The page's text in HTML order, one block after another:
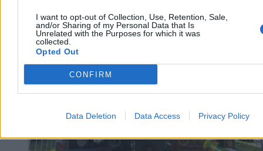
I want to opt-out of Collection, Use, Retention, Sale,
and/or Sharing of my Personal Data that Is
Unrelated with the Purposes for which it was
collected.
Opted Out
CONFIRM
Data Deletion Data Access Privacy Policy
Świat